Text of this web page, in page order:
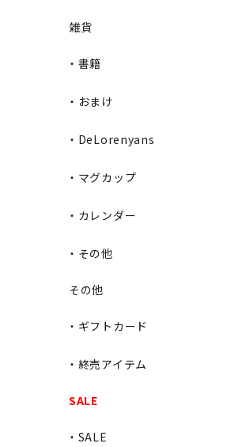
雑貨
・書籍
・おまけ
・DeLorenyans
・マグカップ
・カレンダー
・その他
その他
・ギフトカード
・終売アイテム
SALE
・SALE